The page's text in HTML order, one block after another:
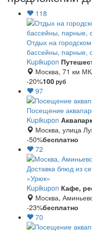
118
Отдых на
бассейны, парные,
Kupikupon
Москва, 71 км
-20%100руб
97
Посещение
Kupikupon
Москва, улица
-50%бесплатно
72
Доставка блюд из
«Урюк»
Kupikupon Кафе,
Москва,
-23%бесплатно
70